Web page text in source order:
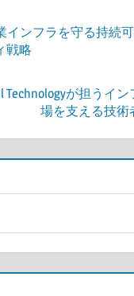
インフラを守る持続
戦略
Technologyが担うイ
場を支える技術